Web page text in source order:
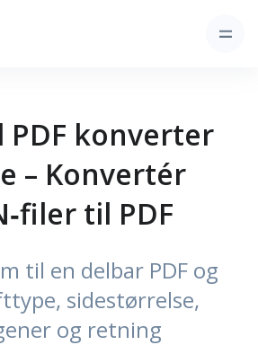
PDF konverter
– Konvertér
til PDF
til en delbar PDF og
sidestørrelse,
og retning